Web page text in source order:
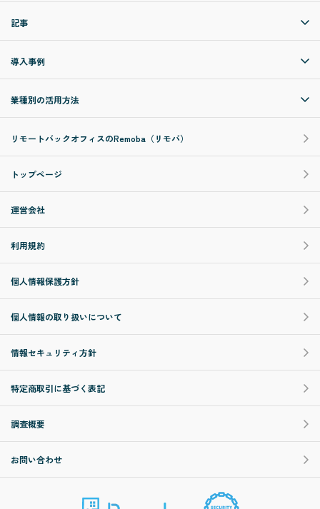
記事
導入事例
業種別の活用方法
リモートバックオフィスのRemoba（リモバ）
トップページ
運営会社
利用規約
個人情報保護方針
個人情報の取り扱いについて
情報セキュリティ方針
特定商取引に基づく表記
調査概要
お問い合わせ